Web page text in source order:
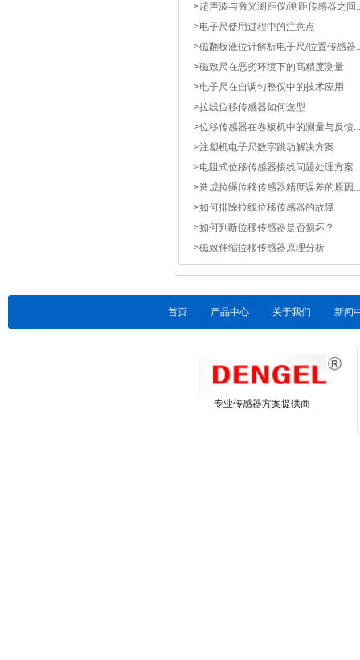
>超声波与激光测距仪/测距传感器之间
>电子尺使用过程中的注意点
>磁翻板液位计解析电子尺/位置传感器
>磁致尺在恶劣环境下的高精度测量
>电子尺在自调匀整仪中的技术应用
>拉线位移传感器如何选型
>位移传感器在卷板机中的测量与反馈...
>注塑机电子尺数字跳动解决方案
>电阻式位移传感器接线问题处理方案...
>造成拉绳位移传感器精度误差的原因...
>如何排除拉线位移传感器的故障
>如何判断位移传感器是否损坏？
>磁致伸缩位移传感器原理分析
首页 产品中心 关于我们 新闻
专业传感器方案提供商